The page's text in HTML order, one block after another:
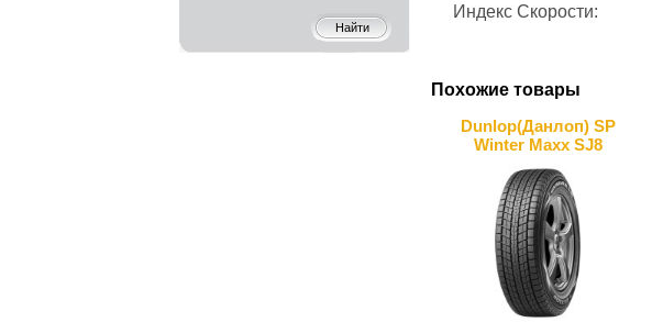
Индекс Скорости:
Похожие товары
Dunlop(Данлоп) SP
Winter Maxx SJ8